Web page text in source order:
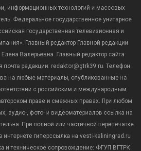
информационных технологий и массовых
Федеральное государственное унитарное
государственная телевизионная и
Главный редактор Главной редакции
Валерьевна. Главный редактор сайта:
почта редакции: redaktor@gtrk39.ru. Телефон:
на любые материалы, опубликованные на
с российским и международным
праве и смежных правах. При любом
аудио-, фото- и видеоматериалов ссылка на
При полной или частичной перепечатке
интернете гиперссылка на vesti-kaliningrad.ru
и техническое сопровождение: ФГУП ВГТРК